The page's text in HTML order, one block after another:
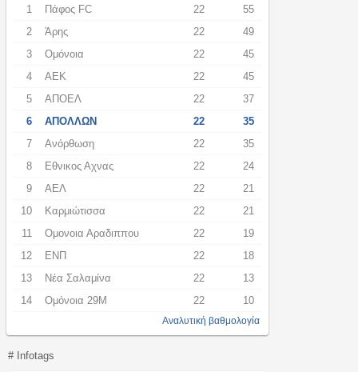
1
Πάφος FC 22
55
2
Άρης 22
49
3
Ομόνοια 22
45
4
ΑΕΚ 22
45
5
ΑΠΟΕΛ 22
37
6
ΑΠΟΛΛΩΝ 22
35
7
Ανόρθωση 22
35
8
Εθνικος Αχνας 22
24
9
ΑΕΛ 22
21
10
Καρμιώτισσα 22
21
11
Ομονοια Αραδιππου 22
19
12
ΕΝΠ 22
18
13
Νέα Σαλαμίνα 22
13
14
Ομόνοια 29Μ 22 10
Αναλυτική βαθμολογία
# Infotags